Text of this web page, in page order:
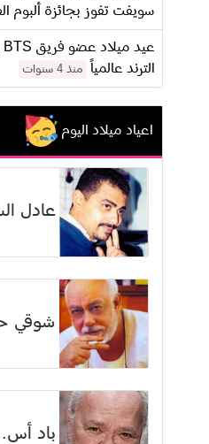
سويفت تفوز بجائزة ألبوم
الترند عالمياً
منذ 4 سنوات
اعياد ميلاد اليوم
عادل
شوقي
باد